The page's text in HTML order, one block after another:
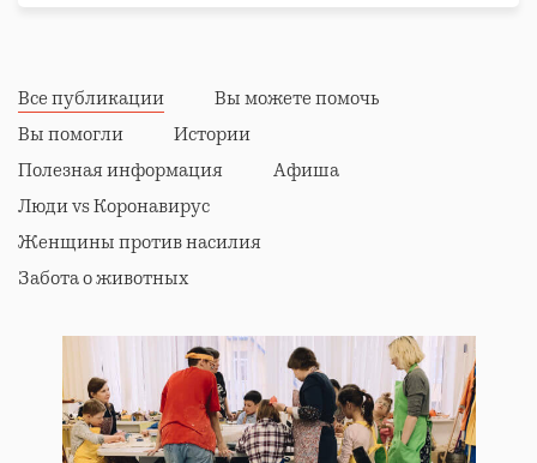
Все публикации
Вы можете помочь
Вы помогли
Истории
Полезная информация
Афиша
Люди vs Коронавирус
Женщины против насилия
Забота о животных